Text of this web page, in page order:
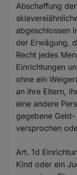
Abschaffung
abgeschlossen
der Erwägung,
Recht jedes
Einrichtungen
ohne ein
an ihre Eltern,
eine andere
gegebene
versprochen
Art. 1d
Kind oder ein